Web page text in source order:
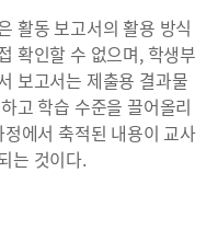
활동 보고서의 활용 방식
확인할 수 없으며, 학생부
보고서는 제출용 결과물
고 학습 수준을 끌어올리
에서 축적된 내용이 교사
는 것이다.